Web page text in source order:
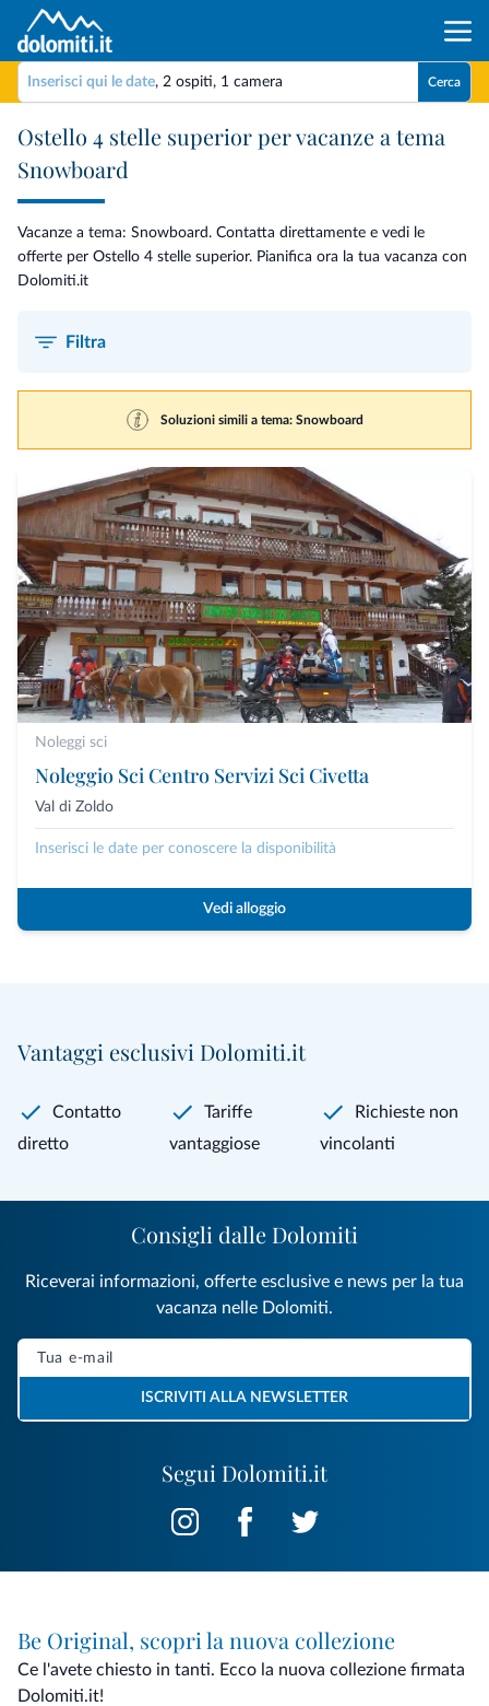
Inserisci qui le date, 2 ospiti, 1 camera Cerca
Ostello 4 stelle superior per vacanze a tema
Snowboard
Vacanze a tema: Snowboard. Contatta direttamente e vedi le
offerte per Ostello 4 stelle superior. Pianifica ora la tua vacanza con
Dolomiti.it
Filtra
Soluzioni simili a tema: Snowboard
Noleggi sci
Noleggio Sci Centro Servizi Sci Civetta
Val di Zoldo
Inserisci le date per conoscere la disponibilità
Vedi alloggio
Vantaggi esclusivi Dolomiti.it
Contatto
diretto
Tariffe
vantaggiose
Richieste non
vincolanti
Segui Dolomiti.it
Consigli dalle Dolomiti
Riceverai informazioni, offerte esclusive e news per la tua
vacanza nelle Dolomiti.
ISCRIVITI ALLA NEWSLETTER
Be Original, scopri la nuova collezione
Ce l'avete chiesto in tanti. Ecco la nuova collezione firmata
Dolomiti.it!